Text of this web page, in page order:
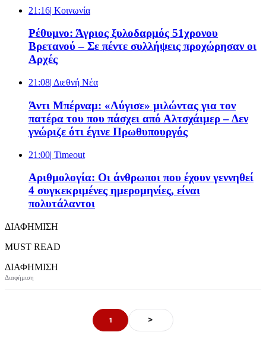
21:16| Κοινωνία
Ρέθυμνο: Άγριος ξυλοδαρμός 51χρονου
Βρετανού – Σε πέντε συλλήψεις προχώρησαν οι
Αρχές
21:08| Διεθνή Νέα
Άντι Μπέρναμ: «Λύγισε» μιλώντας για τον
πατέρα του που πάσχει από Αλτσχάιμερ – Δεν
γνώριζε ότι έγινε Πρωθυπουργός
21:00| Timeout
Αριθμολογία: Οι άνθρωποι που έχουν γεννηθεί
4 συγκεκριμένες ημερομηνίες, είναι
πολυτάλαντοι
ΔΙΑΦΗΜΙΣΗ
MUST READ
ΔΙΑΦΗΜΙΣΗ
1 >